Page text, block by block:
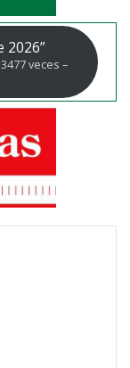
2026”
veces –